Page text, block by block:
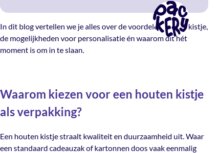
In dit blog vertellen we je alles over de voordelen van dit kistje,
de mogelijkheden voor personalisatie én waarom dit hét
moment is om in te slaan.
Waarom kiezen voor een houten kistje
als verpakking?
Een houten kistje straalt kwaliteit en duurzaamheid uit. Waar
een standaard cadeauzak of kartonnen doos vaak eenmalig